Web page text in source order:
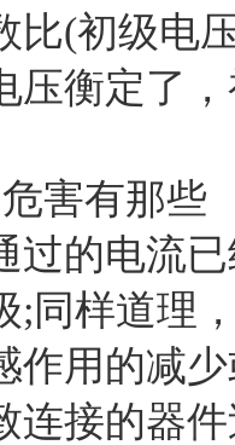
比(初级电
压衡定了
害有那些
的电流已
;同样道理
作用的减
连接的器